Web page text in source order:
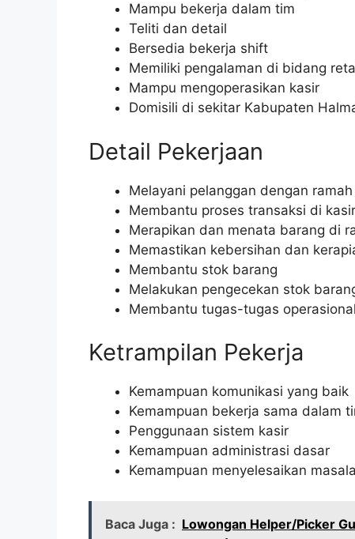
Mampu bekerja dalam tim
Teliti dan detail
Bersedia bekerja shift
Memiliki pengalaman di bidang
Mampu mengoperasikan kasir
Domisili di sekitar Kabupaten
Detail Pekerjaan
Melayani pelanggan dengan
Membantu proses transaksi di kasir
Merapikan dan menata barang di
Memastikan kebersihan dan
Membantu stok barang
Melakukan pengecekan stok
Membantu tugas-tugas
Ketrampilan Pekerja
Kemampuan komunikasi yang baik
Kemampuan bekerja sama dalam
Penggunaan sistem kasir
Kemampuan administrasi dasar
Kemampuan menyelesaikan
Baca Juga : Lowongan Helper/Picker